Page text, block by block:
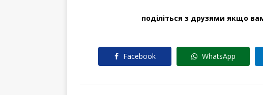
поділіться з друзями якщо
Facebook WhatsApp